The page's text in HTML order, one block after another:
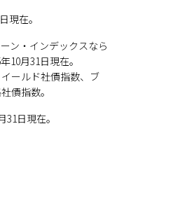
現在。
ン・インデックスなら
10月31日現在。
ールド社債指数、ブ
債指数。
日現在。